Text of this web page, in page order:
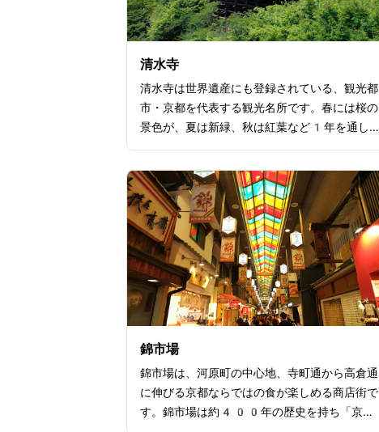
清水寺
清水寺は世界遺産にも登録されている、観光都
市・京都を代表する観光名所です。春には桜の
景色が、夏は新緑、秋は紅葉など1年を通し
都京都の文化財の美しさを一目見ようと国内外
問わず多くの観光客が訪れます。2017年
から2020年末にかけて行われた「平成の
大修理」と呼ばれた舞台版の大掛かりな張り替
えを経て、今現在の姿となりました。清水の舞
台がある本堂以外にも、仁王門や地主神社、三
重塔、音羽の滝などの見どころが敷地内に点在
しています。
錦市場
錦市場は、河原町の中心地、寺町通から高倉通
に伸びる京都ならではの食が楽しめる商店街で
す。錦市場は約400年の歴史を持ち「京の